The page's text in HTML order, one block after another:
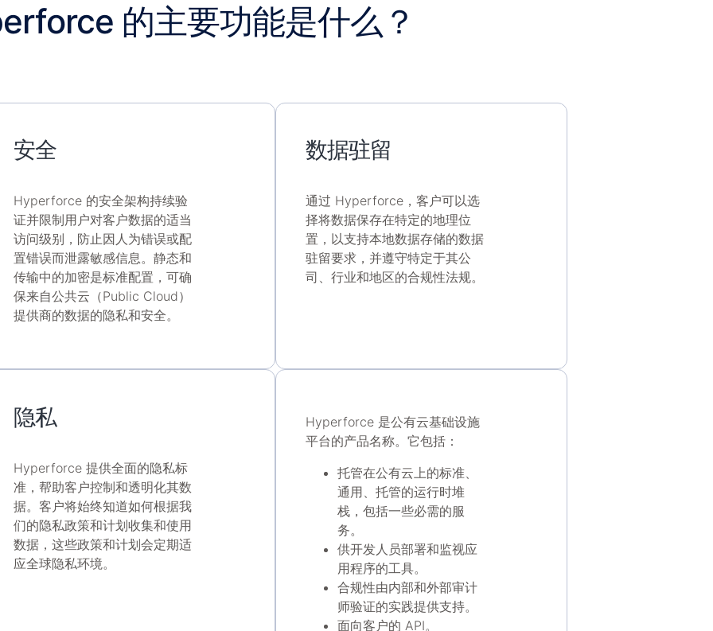
的主要功能是什么？
安全
Hyperforce 的安全架构持续验
证并限制用户对客户数据的适当
访问级别，防止因人为错误或配
置错误而泄露敏感信息。静态和
传输中的加密是标准配置，可确
保来自公共云（Public Cloud）
提供商的数据的隐私和安全。
数据驻留
通过 Hyperforce，客户可以选
择将数据保存在特定的地理位
置，以支持本地数据存储的数据
驻留要求，并遵守特定于其公
司、行业和地区的合规性法规。
隐私
Hyperforce 提供全面的隐私标
准，帮助客户控制和透明化其数
据。客户将始终知道如何根据我
们的隐私政策和计划收集和使用
数据，这些政策和计划会定期适
应全球隐私环境。
Hyperforce 是公有云基础设施
平台的产品名称。它包括：
托管在公有云上的标准、
通用、托管的运行时堆
栈，包括一些必需的服
务。
供开发人员部署和监视应
用程序的工具。
合规性由内部和外部审计
师验证的实践提供支持。
面向客户的 API。